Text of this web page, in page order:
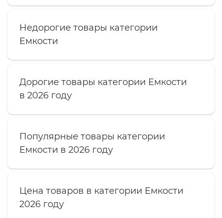
Недорогие товары категории
Емкости
Дорогие товары категории Емкости
в 2026 году
Популярные товары категории
Емкости в 2026 году
Цена товаров в категории Емкости
2026 году